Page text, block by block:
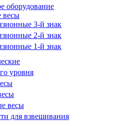
оборудование
весы
3-й знак
2-й знак
1-й знак
уровня
весы
для взвешивания